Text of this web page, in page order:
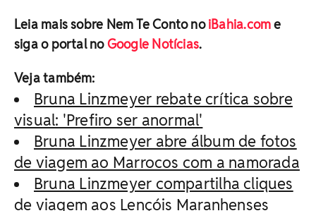
Leia mais sobre Nem Te Conto noiBahia.come
siga o portal noGoogle Notícias.
Veja também:
Bruna Linzmeyer rebate crítica sobre
visual: 'Prefiro ser anormal'
Bruna Linzmeyer abre álbum de fotos
de viagem ao Marrocos com a namorada
Bruna Linzmeyer compartilha cliques
de viagem aos Lençóis Maranhenses